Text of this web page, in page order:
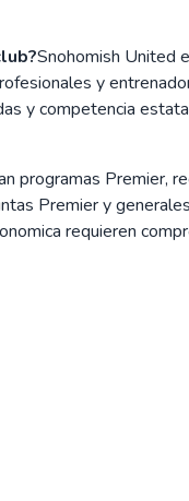
Snohomish United
y
y competencia
programas Premier,
Premier y
requieren